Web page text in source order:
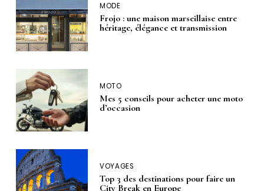
MODE
Frojo : une maison marseillaise entre
héritage, élégance et transmission
MOTO
Mes 5 conseils pour acheter une moto
d’occasion
VOYAGES
Top 3 des destinations pour faire un
City Break en Europe